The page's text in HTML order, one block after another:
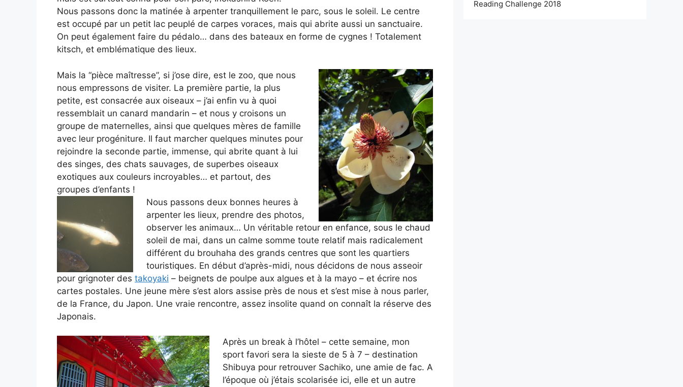
Nous passons donc la matinée à arpenter tranquillement le parc, sous le soleil. Le centre
est occupé par un petit lac peuplé de carpes voraces, mais qui abrite aussi un sanctuaire.
On peut également faire du pédalo… dans des bateaux en forme de cygnes ! Totalement
kitsch, et emblématique des lieux.
Mais la “pièce maîtresse”, si j’ose dire, est le zoo, que nous
nous empressons de visiter. La première partie, la plus
petite, est consacrée aux oiseaux – j’ai enfin vu à quoi
ressemblait un canard mandarin – et nous y croisons un
groupe de maternelles, ainsi que quelques mères de famille
avec leur progéniture. Il faut marcher quelques minutes pour
rejoindre la seconde partie, immense, qui abrite quant à lui
des singes, des chats sauvages, de superbes oiseaux
exotiques aux couleurs incroyables… et partout, des
groupes d’enfants !
Nous passons deux bonnes heures à
arpenter les lieux, prendre des photos,
observer les animaux… Un véritable retour en enfance, sous le chaud
soleil de mai, dans un calme somme toute relatif mais radicalement
différent du brouhaha des grands centres que sont les quartiers
touristiques. En début d’après-midi, nous décidons de nous asseoir
pour grignoter des takoyaki – beignets de poulpe aux algues et à la mayo – et écrire nos
cartes postales. Une jeune mère s’est alors assise près de nous et s’est mise à nous parler,
de la France, du Japon. Une vraie rencontre, assez insolite quand on connaît la réserve des
Japonais.
Après un break à l’hôtel – cette semaine, mon
sport favori sera la sieste de 5 à 7 – destination
Shibuya pour retrouver Sachiko, une amie de fac. A
l’époque où j’étais scolarisée ici, elle et un autre
Reading Challenge 2018